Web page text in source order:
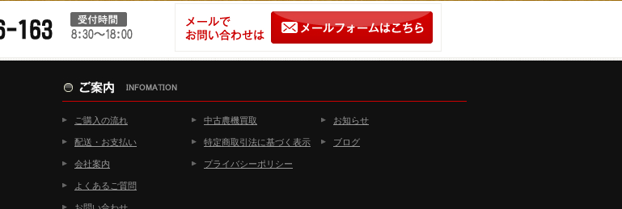
ご購入の流れ
配送・お支払い
会社案内
よくあるご質問
中古農機買取
特定商取引法に基づく表示
プライバシーポリシー
お知らせ
ブログ